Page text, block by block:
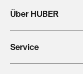
Über HUBER
Service